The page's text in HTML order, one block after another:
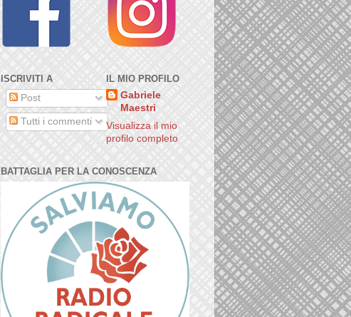
ISCRIVITI A
Post
Tutti i commenti
IL MIO PROFILO
Gabriele
Maestri
Visualizza il mio
profilo completo
BATTAGLIA PER LA CONOSCENZA